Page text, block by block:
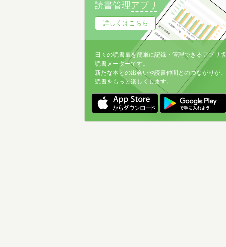
読書管理アプリ
詳しくはこちら
日々の読書量を簡単に記録・管理できるアプリ版
読書メーターです。
新たな本との出会いや読書仲間とのつながりが、
読書をもっと楽しくします。